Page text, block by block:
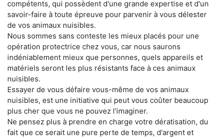
compétents, qui possèdent d'une grande expertise et d'un
savoir-faire à toute épreuve pour parvenir à vous délester
de vos animaux nuisibles.
Nous sommes sans conteste les mieux placés pour une
opération protectrice chez vous, car nous saurons
indéniablement mieux que personnes, quels appareils et
matériels seront les plus résistants face à ces animaux
nuisibles.
Essayer de vous défaire vous-même de vos animaux
nuisibles, est une initiative qui peut vous coûter beaucoup
plus cher que vous ne pouvez l'imaginer.
Ne pensez plus à prendre en charge votre dératisation, du
fait que ce serait une pure perte de temps, d'argent et